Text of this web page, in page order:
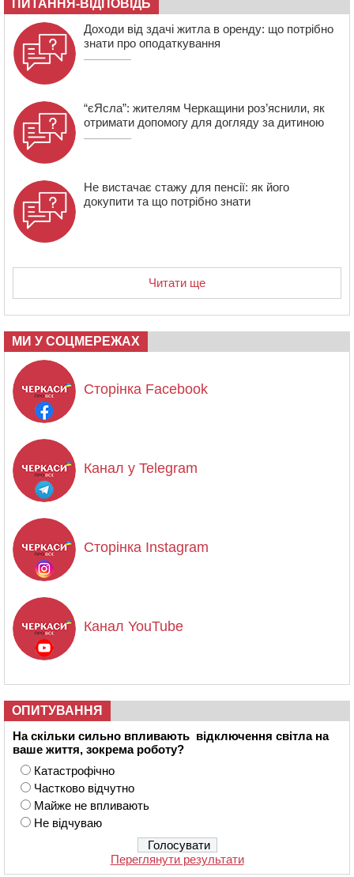
08:20 Обрано претендента на посаду директора
Мокрокалигірського психоневрологічного інтернату
ПИТАННЯ-ВІДПОВІДЬ
Доходи від здачі житла в оренду: що потрібно
знати про оподаткування
“єЯсла”: жителям Черкащини роз’яснили, як
отримати допомогу для догляду за дитиною
Не вистачає стажу для пенсії: як його
докупити та що потрібно знати
Читати ще
МИ У СОЦМЕРЕЖАХ
Сторінка Facebook
Канал у Telegram
Сторінка Instagram
Канал YouTube
ОПИТУВАННЯ
На скільки сильно впливають відключення світла на
ваше життя, зокрема роботу?
Катастрофічно
Частково відчутно
Майже не впливають
Не відчуваю
Переглянути результати